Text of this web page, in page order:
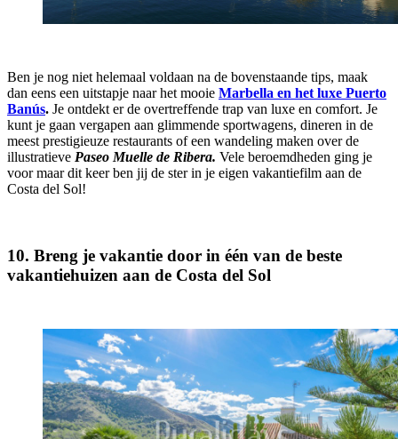
Ben je nog niet helemaal voldaan na de bovenstaande tips, maak
dan eens een uitstapje naar het mooie Marbella en het luxe Puerto
Banús. Je ontdekt er de overtreffende trap van luxe en comfort. Je
kunt je gaan vergapen aan glimmende sportwagens, dineren in de
meest prestigieuze restaurants of een wandeling maken over de
illustratieve Paseo Muelle de Ribera. Vele beroemdheden ging je
voor maar dit keer ben jij de ster in je eigen vakantiefilm aan de
Costa del Sol!
10. Breng je vakantie door in één van de beste
vakantiehuizen aan de Costa del Sol